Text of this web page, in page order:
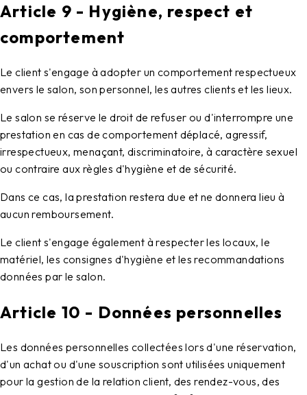
Article 9 - Hygiène, respect et
comportement
Le client s'engage à adopter un comportement respectueux
envers le salon, son personnel, les autres clients et les lieux.
Le salon se réserve le droit de refuser ou d'interrompre une
prestation en cas de comportement déplacé, agressif,
irrespectueux, menaçant, discriminatoire, à caractère sexuel
ou contraire aux règles d'hygiène et de sécurité.
Dans ce cas, la prestation restera due et ne donnera lieu à
aucun remboursement.
Le client s'engage également à respecter les locaux, le
matériel, les consignes d'hygiène et les recommandations
données par le salon.
Article 10 - Données personnelles
Les données personnelles collectées lors d'une réservation,
d'un achat ou d'une souscription sont utilisées uniquement
pour la gestion de la relation client, des rendez-vous, des